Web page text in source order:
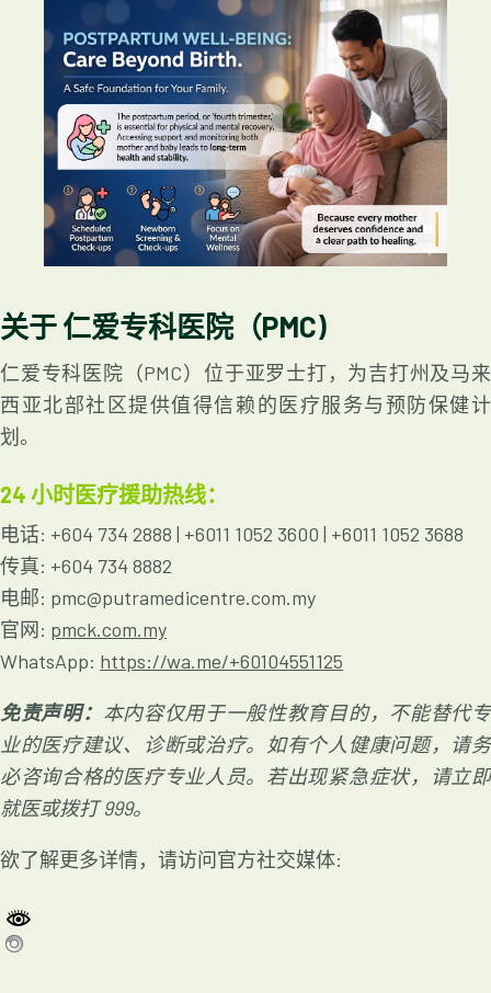
关于仁爱专科医院（PMC)
仁爱专科医院（PMC）位于亚罗士打，为吉打州及马来
西亚北部社区提供值得信赖的医疗服务与预防保健计
划。
24 小时医疗援助热线：
电话: +604 734 2888 | +6011 1052 3600 | +6011 1052 3688
传真: +604 734 8882
电邮: pmc@putramedicentre.com.my
官网: pmck.com.my
WhatsApp: https://wa.me/+60104551125
免责声明： 本内容仅用于一般性教育目的，不能替代专
业的医疗建议、诊断或治疗。如有个人健康问题，请务
必咨询合格的医疗专业人员。若出现紧急症状，请立即
就医或拨打 999。
欲了解更多详情，请访问官方社交媒体: